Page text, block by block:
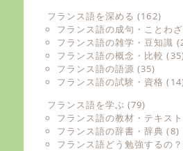
フランス語を深める (162)
フランス語の成句・ことわざ
フランス語の雑学・豆知識
フランス語の概念・比較
フランス語の語源 (35)
フランス語の試験・資格
フランス語を学ぶ (79)
フランス語の教材・テキスト
フランス語の辞書・辞典 (8)
フランス語どう勉強するの？